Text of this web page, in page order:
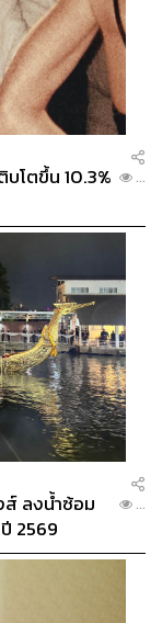
โตขึ้น 10.3%
...
ลงน้ำซ้อม
2569
...